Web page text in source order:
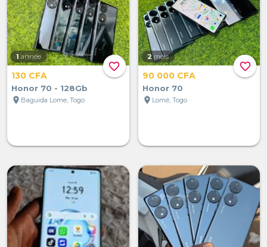
favorite_border
1 année
130 CFA
Honor 70 - 128Gb
location_on Baguida Lome, Togo
favorite_border
2 mois
90 000 CFA
Honor 70
location_on Lomé, Togo